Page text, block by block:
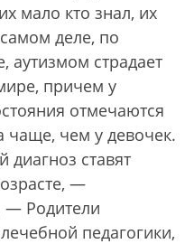
мало кто знал, их
деле, по
аутизмом страдает
причем у
отмечаются
чаще, чем у девочек.
ставят
—
— Родители
педагогики,